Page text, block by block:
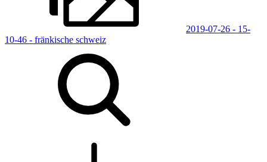
2019-07-26 - 15-
10-46 - fränkische schweiz